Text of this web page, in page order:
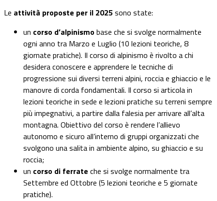
Le attività proposte per il 2025 sono state:
un corso d’alpinismobase che si svolge normalmente
ogni anno tra Marzo e Luglio (10 lezioni teoriche, 8
giornate pratiche). Il corso di alpinismo è rivolto a chi
desidera conoscere e apprendere le tecniche di
progressione sui diversi terreni alpini, roccia e ghiaccio e le
manovre di corda fondamentali. Il corso si articola in
lezioni teoriche in sede e lezioni pratiche su terreni sempre
più impegnativi, a partire dalla falesia per arrivare all’alta
montagna. Obiettivo del corso è rendere l’allievo
autonomo e sicuro all’interno di gruppi organizzati che
svolgono una salita in ambiente alpino, su ghiaccio e su
roccia;
un corso di ferrate che si svolge normalmente tra
Settembre ed Ottobre (5 lezioni teoriche e 5 giornate
pratiche).